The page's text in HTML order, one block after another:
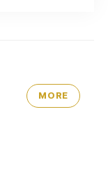
MORE